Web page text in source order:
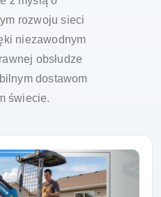
rozwoju sieci
niezawodnym
obsłudze
dostawom
świecie.